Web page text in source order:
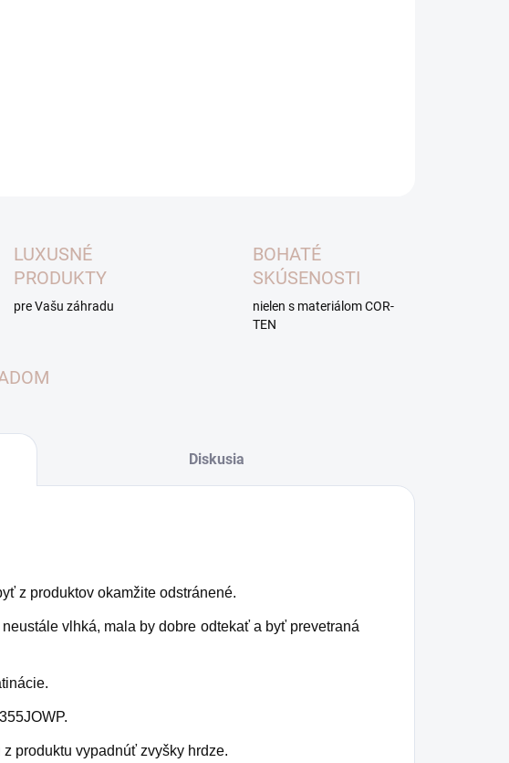
LUXUSNÉ
PRODUKTY
pre Vašu záhradu
BOHATÉ
SKÚSENOSTI
nielen s materiálom COR-
TEN
Diskusia
z produktov okamžite odstránené.
vlhká, mala by dobre odtekať a byť prevetraná
produktu vypadnúť zvyšky hrdze.